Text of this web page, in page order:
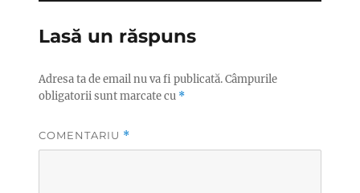
Lasă un răspuns
Adresa ta de email nu va fi publicată.Câmpurile
obligatorii sunt marcate cu *
COMENTARIU *